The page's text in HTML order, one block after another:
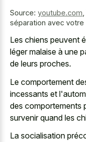
Source: youtube.com
séparation avec votre
Les chiens peuvent
léger malaise à une
de leurs proches.
Le comportement
incessants et
des comportements
survenir quand les
La socialisation